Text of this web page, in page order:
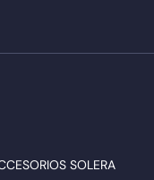
SOLERA